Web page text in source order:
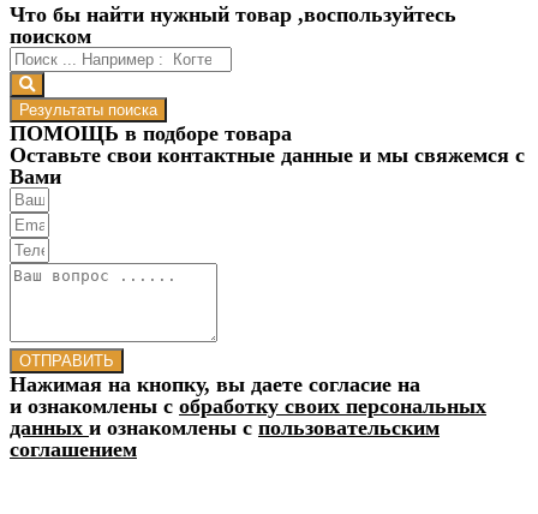
Что бы найти нужный товар ,воспользуйтесь
поиском
Результаты поиска
ПОМОЩЬ в подборе товара
Оставьте свои контактные данные и мы свяжемся с
Вами
ОТПРАВИТЬ
Нажимая на кнопку, вы даете согласие на
и ознакомлены с обработку своих персональных
данных и ознакомлены с пользовательским
соглашением